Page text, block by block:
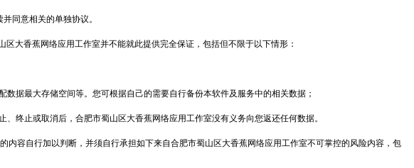
同意相关的单独协议。
大香蕉网络应用工作室并不能就此提供完全保证，包括但不限于以下情形：
据最大存储空间等。您可根据自己的需要自行备份本软件及服务中的相关数据；
终止或取消后，合肥市蜀山区大香蕉网络应用工作室没有义务向您返还任何数据。
容自行加以判断，并须自行承担如下来自合肥市蜀山区大香蕉网络应用工作室不可掌控的风险内容，包